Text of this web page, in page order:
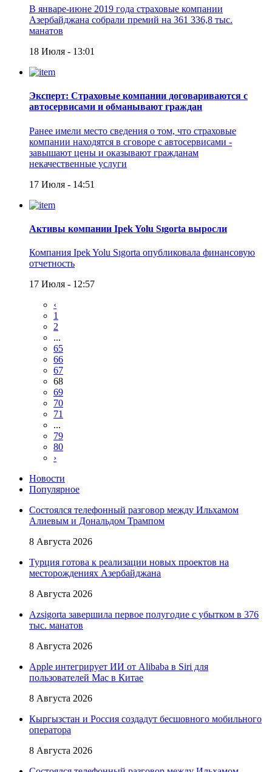
В январе-июне 2019 года страховые компании
Азербайджана собрали премий на 361 336,8 тыс.
манатов
18 Июля - 13:01
Эксперт: Страховые компании договариваются с
автосервисами и обманывают граждан
Ранее имели место сведения о том, что страховые
компании находятся в сговоре с автосервисами -
завышают цены и оказывают гражданам
некачественные услуги
17 Июля - 14:51
Активы компании Ipek Yolu Sıgorta выросли
Компания Ipek Yolu Sıgorta опубликовала финансовую
отчетность
17 Июля - 12:57
‹
1
2
...
65
66
67
68
69
70
71
...
79
80
›
Новости
Популярное
Состоялся телефонный разговор между Ильхамом
Алиевым и Дональдом Трампом
8 Августа 2026
Турция готова к реализации новых проектов на
месторождениях Азербайджана
8 Августа 2026
Azsigorta завершила первое полугодие с убытком в 376
тыс. манатов
8 Августа 2026
Apple интегрирует ИИ от Alibaba в Siri для
пользователей Mac в Китае
8 Августа 2026
Кыргызстан и Россия создадут бесшовного мобильного
оператора
8 Августа 2026